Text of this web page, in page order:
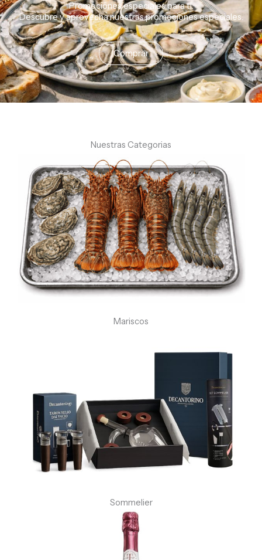
Promociones especiales para ti.
Descubreyaprovechanuestraspromocionesespeciales.
Comprar
Nuestras Categorias
Mariscos
Sommelier